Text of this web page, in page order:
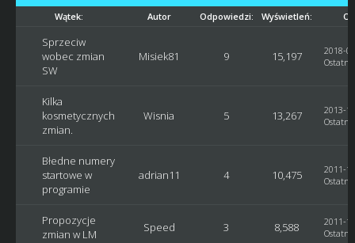
Wątek: Autor Odpowiedzi: Wyświetleń:
Sprzeciw
wobec zmian
SW
Misiek81 9 15,197
2018-
Ostatni
Kilka
kosmetycznych
zmian.
Wisnia 5 13,267
2013-
Ostatni
Błedne numery
startowe w
programie
adrian11 4 10,475
2011-
Ostatni
Propozycje
zmian w LM
Speed 3 8,588
2011-
Ostatni